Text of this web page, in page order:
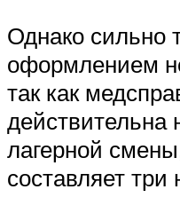
Однако сильно
оформлением
так как
действительна
лагерной
составляет три